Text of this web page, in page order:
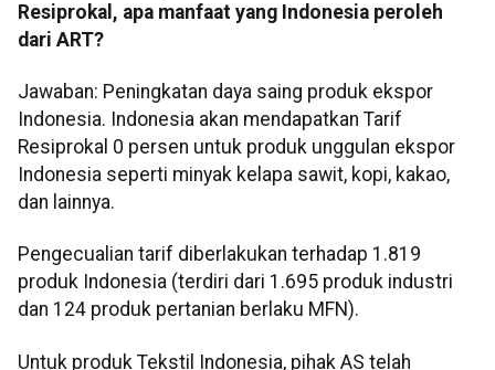
Resiprokal, apa manfaat yang Indonesia peroleh
dari ART?
Jawaban: Peningkatan daya saing produk ekspor
Indonesia. Indonesia akan mendapatkan Tarif
Resiprokal 0 persen untuk produk unggulan ekspor
Indonesia seperti minyak kelapa sawit, kopi, kakao,
dan lainnya.
Pengecualian tarif diberlakukan terhadap 1.819
produk Indonesia (terdiri dari 1.695 produk industri
dan 124 produk pertanian berlaku MFN).
Untuk produk Tekstil Indonesia, pihak AS telah